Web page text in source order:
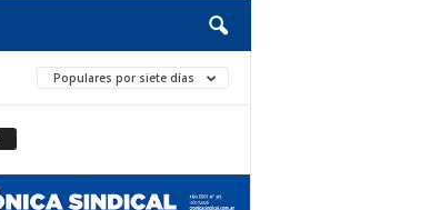
Populares por siete días